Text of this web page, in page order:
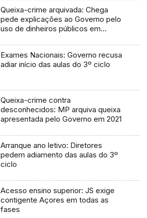
Queixa-crime arquivada: Chega
pede explicações ao Governo pelo
uso de dinheiros públicos em
Exames Nacionais: Governo recusa
adiar início das aulas do 3º ciclo
Queixa-crime contra
desconhecidos: MP arquiva queixa
apresentada pelo Governo em 2021
Arranque ano letivo: Diretores
pedem adiamento das aulas do 3º
ciclo
Acesso ensino superior: JS exige
contigente Açores em todas as
fases